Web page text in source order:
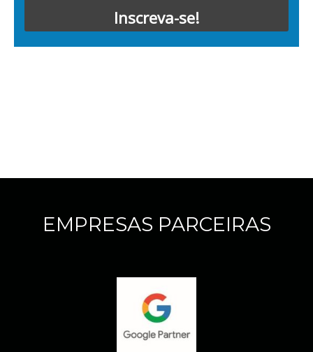
Inscreva-se!
EMPRESAS PARCEIRAS